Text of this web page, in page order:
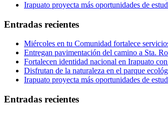
Irapuato proyecta más oportunidades de
Entradas recientes
Miércoles en tu Comunidad fortalece
Entregan pavimentación del camino a Sta.
Fortalecen identidad nacional en Irapuato
Disfrutan de la naturaleza en el parque
Irapuato proyecta más oportunidades de
Entradas recientes